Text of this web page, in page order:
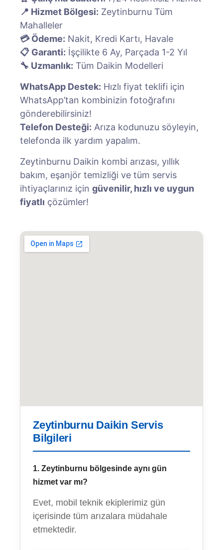
📍 Hizmet Bölgesi: Zeytinburnu Tüm
Mahalleler
💳 Ödeme: Nakit, Kredi Kartı, Havale
📋 Garanti: İşçilikte 6 Ay, Parçada 1-2 Yıl
🔧 Uzmanlık: Tüm Daikin Modelleri
WhatsApp Destek: Hızlı fiyat teklifi için
WhatsApp’tan kombinizin fotoğrafını
gönderebilirsiniz!
Telefon Desteği: Arıza kodunuzu söyleyin,
telefonda ilk yardım yapalım.
Zeytinburnu Daikin kombi arızası, yıllık
bakım, eşanjör temizliği ve tüm servis
ihtiyaçlarınız için güvenilir, hızlı ve uygun
fiyatlı çözümler!
Zeytinburnu Daikin Servis
Bilgileri
1. Zeytinburnu bölgesinde aynı gün
hizmet var mı?
Evet, mobil teknik ekiplerimiz gün
içerisinde tüm arızalara müdahale
etmektedir.